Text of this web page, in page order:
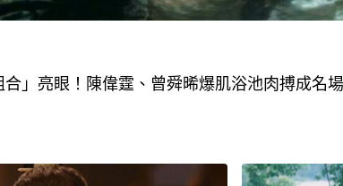
合」亮眼！陳偉霆、曾舜晞爆肌浴池肉搏成名